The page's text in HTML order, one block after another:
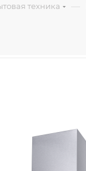
техника —